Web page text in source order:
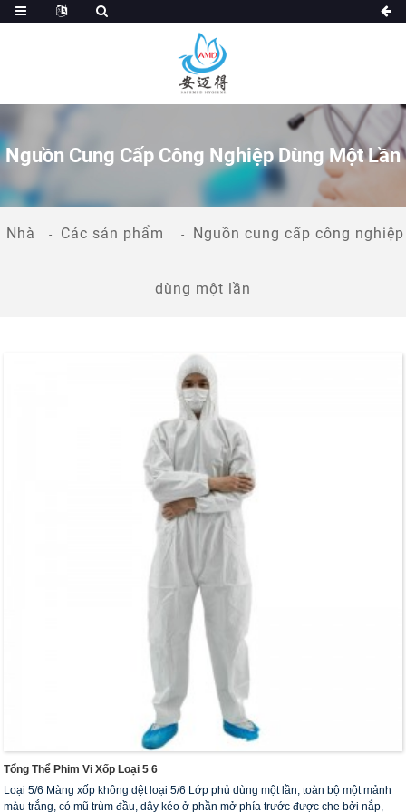
Nguồn Cung Cấp Công Nghiệp Dùng Một Lần
Nhà Các sản phẩm Nguồn cung cấp công nghiệp
dùng một lần
Tổng Thể Phim Vi Xốp Loại 5 6
Loại 5/6 Màng xốp không dệt loại 5/6 Lớp phủ dùng một lần, toàn bộ một mảnh
màu trắng, có mũ trùm đầu, dây kéo ở phần mở phía trước được che bởi nắp,